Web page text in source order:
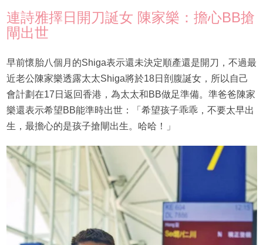
連詩雅擇日開刀誕女 陳家樂：擔心BB搶
閘出世
早前懷胎八個月的Shiga表示還未決定順產還是開刀，不過最
近老公陳家樂透露太太Shiga將於18日剖腹誕女，所以自己
會計劃在17日返回香港，為太太和BB做足準備。準爸爸陳家
樂還表示希望BB能準時出世：「希望孩子乖乖，不要太早出
生，最擔心的是孩子搶閘出生。哈哈！」